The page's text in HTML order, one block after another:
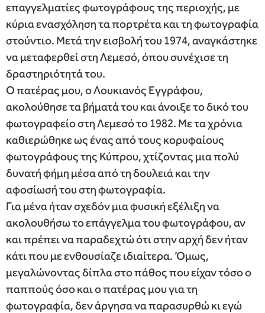
επαγγελματίες φωτογράφους της περιοχής, με
κύρια ενασχόληση τα πορτρέτα και τη φωτογραφία
στούντιο. Μετά την εισβολή του 1974, αναγκάστηκε
να μεταφερθεί στη Λεμεσό, όπου συνέχισε τη
δραστηριότητά του.
Ο πατέρας μου, ο Λουκιανός Εγγράφου,
ακολούθησε τα βήματά του και άνοιξε το δικό του
φωτογραφείο στη Λεμεσό το 1982. Με τα χρόνια
καθιερώθηκε ως ένας από τους κορυφαίους
φωτογράφους της Κύπρου, χτίζοντας μια πολύ
δυνατή φήμη μέσα από τη δουλειά και την
αφοσίωσή του στη φωτογραφία.
Για μένα ήταν σχεδόν μια φυσική εξέλιξη να
ακολουθήσω το επάγγελμα του φωτογράφου, αν
και πρέπει να παραδεχτώ ότι στην αρχή δεν ήταν
κάτι που με ενθουσίαζε ιδιαίτερα. Όμως,
μεγαλώνοντας δίπλα στο πάθος που είχαν τόσο ο
παππούς όσο και ο πατέρας μου για τη
φωτογραφία, δεν άργησα να παρασυρθώ κι εγώ